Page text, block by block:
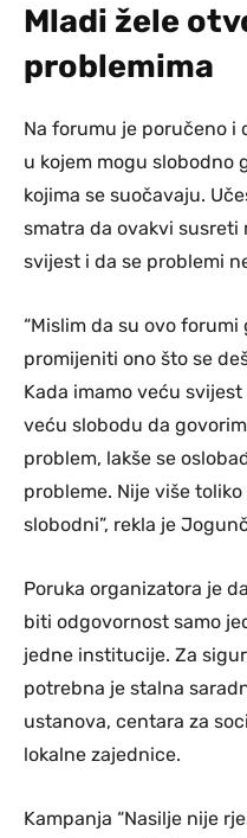
Mladi žele
problemima
Na forumu je poručeno i
u kojem mogu slobodno
kojima se suočavaju.
smatra da ovakvi susreti
svijest i da se problemi
“Mislim da su ovo
promijeniti ono što se
Kada imamo veću
veću slobodu da
problem, lakše se
probleme. Nije više
slobodni”, rekla je
Poruka organizatora je
biti odgovornost samo
jedne institucije. Za
potrebna je stalna
ustanova, centara za
lokalne zajednice.
Kampanja “Nasilje nije